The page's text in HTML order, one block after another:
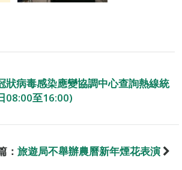
狀病毒感染應變協調中心查詢熱線統
08:00至16:00)
： 旅遊局不舉辦農曆新年煙花表演